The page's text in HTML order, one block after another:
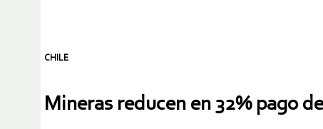
CHILE
Mineras reducen en 32% pago